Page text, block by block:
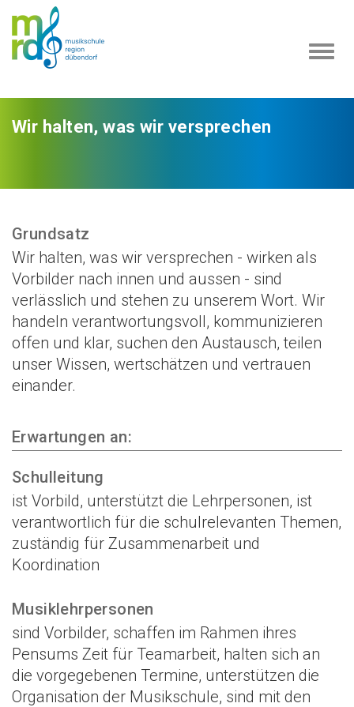
Wir halten, was wir versprechen
Grundsatz
Wir halten, was wir versprechen - wirken als
Vorbilder nach innen und aussen - sind
verlässlich und stehen zu unserem Wort. Wir
handeln verantwortungsvoll, kommunizieren
offen und klar, suchen den Austausch, teilen
unser Wissen, wertschätzen und vertrauen
einander.
Erwartungen an:
Schulleitung
ist Vorbild, unterstützt die Lehrpersonen, ist
verantwortlich für die schulrelevanten Themen,
zuständig für Zusammenarbeit und
Koordination
Musiklehrpersonen
sind Vorbilder, schaffen im Rahmen ihres
Pensums Zeit für Teamarbeit, halten sich an
die vorgegebenen Termine, unterstützen die
Organisation der Musikschule, sind mit den